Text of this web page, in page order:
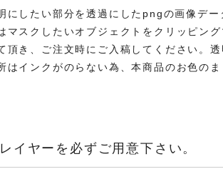
にしたい部分を透過にしたpngの画像デー
マスクしたいオブジェクトをクリッピン
頂き、ご注文時にご入稿してください。
はインクがのらない為、本商品のお色の
イヤーを必ずご用意下さい。